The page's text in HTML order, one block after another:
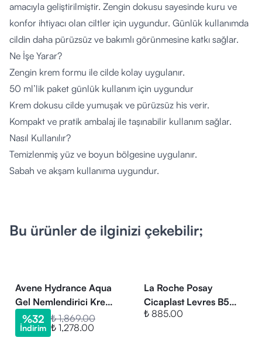
amacıyla geliştirilmiştir. Zengin dokusu sayesinde kuru ve
konfor ihtiyacı olan ciltler için uygundur. Günlük kullanımda
cildin daha pürüzsüz ve bakımlı görünmesine katkı sağlar.
Ne İşe Yarar?
Zengin krem formu ile cilde kolay uygulanır.
50 ml’lik paket günlük kullanım için uygundur
Krem dokusu cilde yumuşak ve pürüzsüz his verir.
Kompakt ve pratik ambalaj ile taşınabilir kullanım sağlar.
Nasıl Kullanılır?
Temizlenmiş yüz ve boyun bölgesine uygulanır.
Sabah ve akşam kullanıma uygundur.
Kuru ve konfor ihtiyacı olan cilt tipleri.
İçerik Listesi
Nemlendirici ve yumuşatıcı ajanlar
Bitkisel yağ bazlı bileşenler
Yardımcı formül bileşenleri
Bu ürünler de ilginizi çekebilir;
Avene Hydrance Aqua
Gel Nemlendirici Krem
50 ml
%32
İndirim
₺ 1,869.00
₺ 1,278.00
La Roche Posay
Cicaplast Levres B5
Onarıcı Dudak Bakım
₺ 885.00